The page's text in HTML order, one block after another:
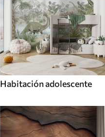
Habitación adolescente